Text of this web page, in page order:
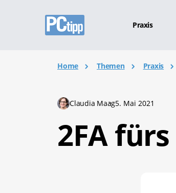
Praxis
Home Themen Praxis
Claudia Maag5. Mai 2021
2FA